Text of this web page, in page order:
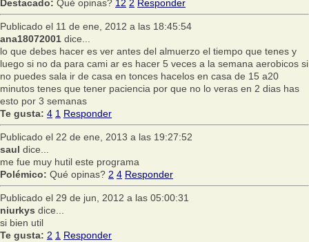
Destacado: Qué opinas? 12 2 Responder
Publicado el 11 de ene, 2012 a las 18:45:54
ana18072001 dice...
lo que debes hacer es ver antes del almuerzo el tiempo que tenes y
luego si no da para cami ar es hacer 5 veces a la semana aerobicos si
no puedes sala ir de casa en tonces hacelos en casa de 15 a20
minutos tenes que tener paciencia por que no lo veras en 2 dias has
esto por 3 semanas
Te gusta: 4 1 Responder
Publicado el 22 de ene, 2013 a las 19:27:52
saul dice...
me fue muy hutil este programa
Polémico: Qué opinas? 2 4 Responder
Publicado el 29 de jun, 2012 a las 05:00:31
niurkys dice...
si bien util
Te gusta: 2 1 Responder